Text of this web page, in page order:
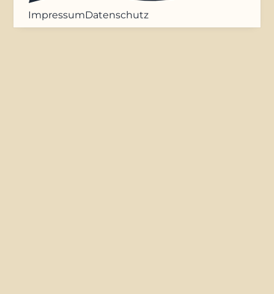
ImpressumDatenschutz